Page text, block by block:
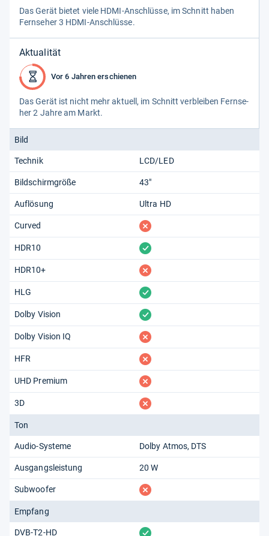
Das Gerät bie­tet viele HDMI-​Anschlüsse, im Schnitt haben
Fern­se­her 3 HDMI-​Anschlüsse.
Aktualität
Vor 6 Jahren erschienen
Das Gerät ist nicht mehr aktu­ell, im Schnitt ver­blei­ben Fern­se­
her 2 Jahre am Markt.
Bild
Technik LCD/LED
Bildschirmgröße 43"
Auflösung Ultra HD
Curved fehlt
HDR10 vorhanden
HDR10+ fehlt
HLG vorhanden
Dolby Vision vorhanden
Dolby Vision IQ fehlt
HFR fehlt
UHD Premium fehlt
3D fehlt
Ton
Audio-Systeme Dolby Atmos DTS
Ausgangsleistung 20 W
Subwoofer fehlt
Empfang
DVB-T2-HD vorhanden